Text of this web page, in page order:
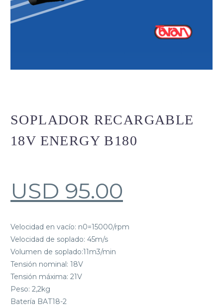
SOPLADOR RECARGABLE
18V ENERGY B180
USD 95.00
Velocidad en vacío: n0=15000/rpm
Velocidad de soplado: 45m/s
Volumen de soplado:11m3/min
Tensión nominal: 18V
Tensión máxima: 21V
Peso: 2,2kg
Batería BAT18-2